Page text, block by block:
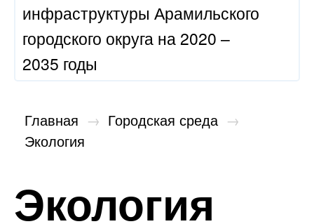
инфраструктуры Арамильского
городского округа на 2020 –
2035 годы
Главная → Городская среда →
Экология
Экология